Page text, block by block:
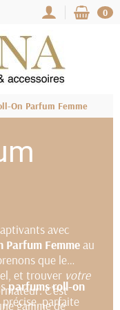
0
On Parfum Femme
avec
Parfum Femmeau
que le
et trouver votre
C'est
gamme de
parfums roll-on
parfaite